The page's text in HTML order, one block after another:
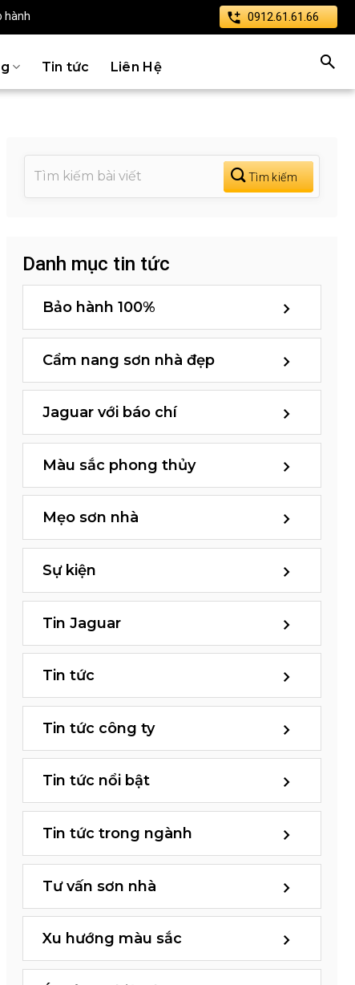
hành 0912.61.61.66
Tin tức Liên Hệ
Danh mục tin tức
Bảo hành 100%
Cẩm nang sơn nhà đẹp
Jaguar với báo chí
Màu sắc phong thủy
Mẹo sơn nhà
Sự kiện
Tin Jaguar
Tin tức
Tin tức công ty
Tin tức nổi bật
Tin tức trong ngành
Tư vấn sơn nhà
Xu hướng màu sắc